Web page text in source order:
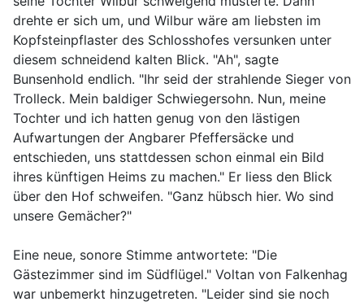
drehte er sich um, und Wilbur wäre am liebsten im
Kopfsteinpflaster des Schlosshofes versunken unter
diesem schneidend kalten Blick. "Ah", sagte
Bunsenhold endlich. "Ihr seid der strahlende Sieger von
Trolleck. Mein baldiger Schwiegersohn. Nun, meine
Tochter und ich hatten genug von den lästigen
Aufwartungen der Angbarer Pfeffersäcke und
entschieden, uns stattdessen schon einmal ein Bild
ihres künftigen Heims zu machen." Er liess den Blick
über den Hof schweifen. "Ganz hübsch hier. Wo sind
unsere Gemächer?"
Eine neue, sonore Stimme antwortete: "Die
Gästezimmer sind im Südflügel." Voltan von Falkenhag
war unbemerkt hinzugetreten. "Leider sind sie noch